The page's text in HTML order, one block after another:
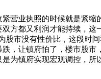
营业执照的时候就是紧
方都又利润才能持续，
市没有性价比，这段时
，让镇府怕了，楼市股
为镇府实现宏观调控，